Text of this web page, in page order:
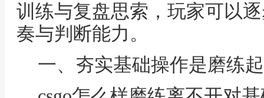
训练与复盘思索，玩家可以
奏与判断能力。
一、夯实基础操作是磨练